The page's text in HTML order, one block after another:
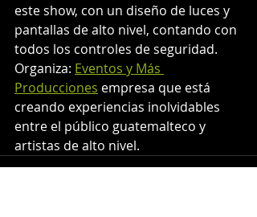
este show, con un diseño de luces y
pantallas de alto nivel, contando con
todos los controles de seguridad.
Organiza: Eventos y Más
Producciones empresa que está
creando experiencias inolvidables
entre el público guatemalteco y
artistas de alto nivel.